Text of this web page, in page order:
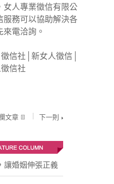
女人專業徵信有限公
服務可以協助解決各
電洽詢。
│徵信社 │新女人徵信
信社
文章 下一則
讓婚姻伸張正義